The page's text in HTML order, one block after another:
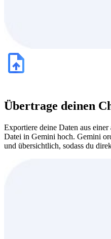
Übertrage deinen
Exportiere deine Daten aus
Datei in Gemini hoch. Gemini
und übersichtlich, sodass du